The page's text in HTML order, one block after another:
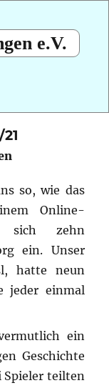
e.V.
so, wie das
Online-
sich zehn
ein. Unser
hatte neun
jeder einmal
ein
Geschichte
Spieler teilten